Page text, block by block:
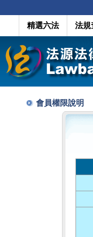
精選六法 法規
會員權限說明